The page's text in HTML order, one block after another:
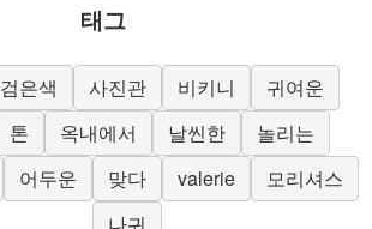
태그
검은색 사진관 비키니
귀여운
톤 옥내에서 날씬한
놀리는
어두운 맞다 valerie
모리셔스
나귀